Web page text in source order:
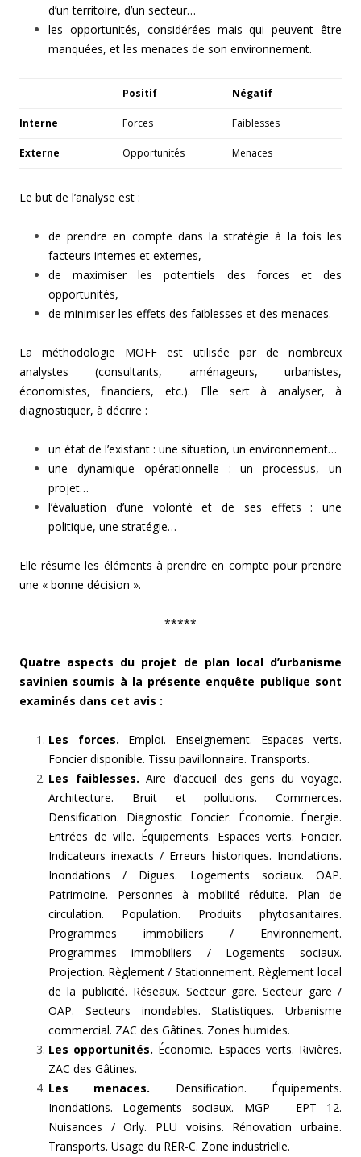
d’un territoire, d’un secteur…
les opportunités, considérées mais qui peuvent être
manquées, et les menaces de son environnement.
Positif Négatif
Interne Forces Faiblesses
Externe Opportunités Menaces
Le but de l’analyse est :
de prendre en compte dans la stratégie à la fois les
facteurs internes et externes,
de maximiser les potentiels des forces et des
opportunités,
de minimiser les effets des faiblesses et des menaces.
La méthodologie MOFF est utilisée par de nombreux
analystes (consultants, aménageurs, urbanistes,
économistes, financiers, etc.). Elle sert à analyser, à
diagnostiquer, à décrire :
un état de l’existant : une situation, un environnement…
une dynamique opérationnelle : un processus, un
projet…
l’évaluation d’une volonté et de ses effets : une
politique, une stratégie…
Elle résume les éléments à prendre en compte pour prendre
une « bonne décision ».
*****
Quatre aspects du projet de plan local d’urbanisme
savinien soumis à la présente enquête publique sont
examinés dans cet avis :
Les forces. Emploi. Enseignement. Espaces verts.
Foncier disponible. Tissu pavillonnaire. Transports.
Les faiblesses. Aire d’accueil des gens du voyage.
Architecture. Bruit et pollutions. Commerces.
Densification. Diagnostic Foncier. Économie. Énergie.
Entrées de ville. Équipements. Espaces verts. Foncier.
Indicateurs inexacts / Erreurs historiques. Inondations.
Inondations / Digues. Logements sociaux. OAP.
Patrimoine. Personnes à mobilité réduite. Plan de
circulation. Population. Produits phytosanitaires.
Programmes immobiliers / Environnement.
Programmes immobiliers / Logements sociaux.
Projection. Règlement / Stationnement. Règlement local
de la publicité. Réseaux. Secteur gare. Secteur gare /
OAP. Secteurs inondables. Statistiques. Urbanisme
commercial. ZAC des Gâtines. Zones humides.
Les opportunités. Économie. Espaces verts. Rivières.
ZAC des Gâtines.
Les menaces. Densification. Équipements.
Inondations. Logements sociaux. MGP – EPT 12.
Nuisances / Orly. PLU voisins. Rénovation urbaine.
Transports. Usage du RER-C. Zone industrielle.